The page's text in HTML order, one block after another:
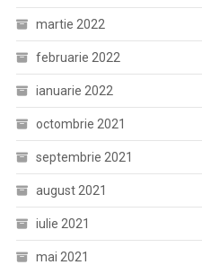
martie 2022
februarie 2022
ianuarie 2022
octombrie 2021
septembrie 2021
august 2021
iulie 2021
mai 2021